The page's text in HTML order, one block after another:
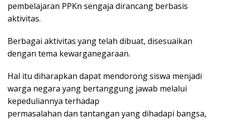
pembelajaran PPKn sengaja dirancang berbasis
aktivitas.
Berbagai aktivitas yang telah dibuat, disesuaikan
dengan tema kewarganegaraan.
Hal itu diharapkan dapat mendorong siswa menjadi
warga negara yang bertanggung jawab melalui
kepeduliannya terhadap
permasalahan dan tantangan yang dihadapi bangsa,